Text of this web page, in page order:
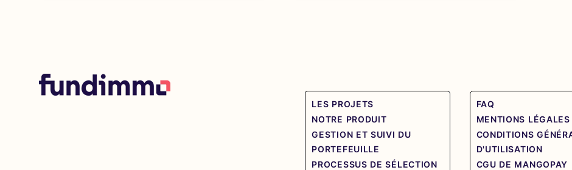
LES PROJETS
NOTRE PRODUIT
GESTION ET SUIVI DU
PORTEFEUILLE
PROCESSUS DE SÉLECTION
FAQ
MENTIONS LÉGALES
CONDITIONS
D'UTILISATION
CGU DE MANGOPAY